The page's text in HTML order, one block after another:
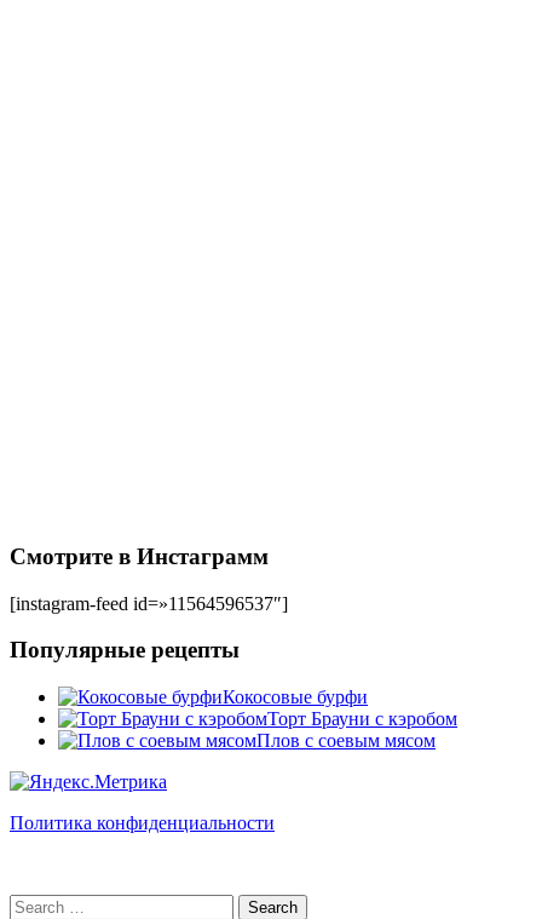
Смотрите в Инстаграмм
[instagram-feed id=»11564596537″]
Популярные рецепты
Кокосовые бурфи
Торт Брауни с кэробом
Плов с соевым мясом
Политика конфиденциальности